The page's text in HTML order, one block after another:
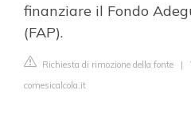
finanziare il Fondo
(FAP).
Richiesta di rimozione della fonte |
comesicalcola.it